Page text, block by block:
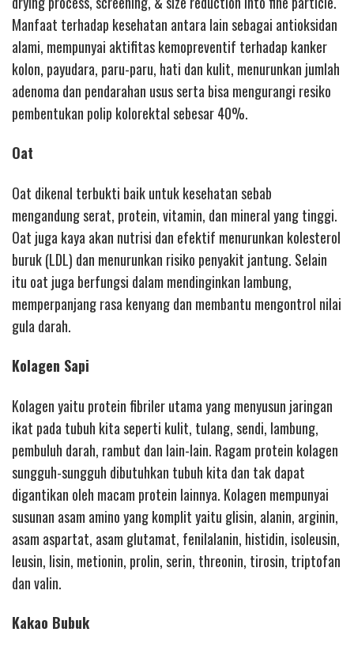
Manfaat terhadap kesehatan antara lain sebagai antioksidan
alami, mempunyai aktifitas kemopreventif terhadap kanker
kolon, payudara, paru-paru, hati dan kulit, menurunkan jumlah
adenoma dan pendarahan usus serta bisa mengurangi resiko
pembentukan polip kolorektal sebesar 40%.
Oat
Oat dikenal terbukti baik untuk kesehatan sebab
mengandung serat, protein, vitamin, dan mineral yang tinggi.
Oat juga kaya akan nutrisi dan efektif menurunkan kolesterol
buruk (LDL) dan menurunkan risiko penyakit jantung. Selain
itu oat juga berfungsi dalam mendinginkan lambung,
memperpanjang rasa kenyang dan membantu mengontrol nilai
gula darah.
Kolagen Sapi
Kolagen yaitu protein fibriler utama yang menyusun jaringan
ikat pada tubuh kita seperti kulit, tulang, sendi, lambung,
pembuluh darah, rambut dan lain-lain. Ragam protein kolagen
sungguh-sungguh dibutuhkan tubuh kita dan tak dapat
digantikan oleh macam protein lainnya. Kolagen mempunyai
susunan asam amino yang komplit yaitu glisin, alanin, arginin,
asam aspartat, asam glutamat, fenilalanin, histidin, isoleusin,
leusin, lisin, metionin, prolin, serin, threonin, tirosin, triptofan
dan valin.
Kakao Bubuk